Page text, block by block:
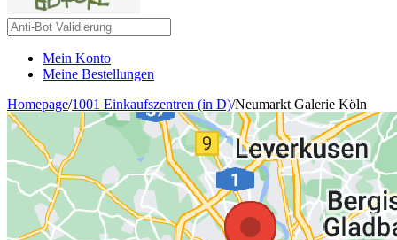
Mein Konto
Meine Bestellungen
Homepage/1001 Einkaufszentren (in D)/Neumarkt Galerie Köln